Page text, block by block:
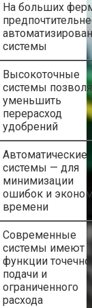
На больших
системы
Высокоточные
системы
уменьшить
перерасход
удобрений
Автоматические
системы — для
минимизации
ошибок и
времени
Современные
системы имеют
функции
подачи и
ограниченного
расхода